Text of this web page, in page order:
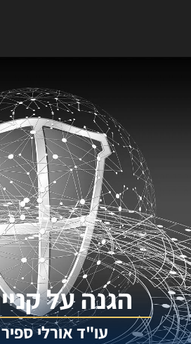
הגנה על קניין
עו"ד אורלי ספיר